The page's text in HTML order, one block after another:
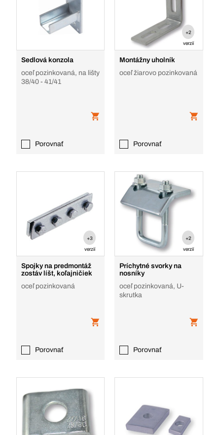
Sedlová konzola
oceľ pozinkovaná, na lišty
38/40 - 41/41
Porovnať
+2
verzií
Montážny uholník
oceľ žiarovo pozinkovaná
Porovnať
+3
verzií
Spojky na predmontáž
zostáv líšt, koľajničiek
oceľ pozinkovaná
Porovnať
+2
verzií
Príchytné svorky na
nosníky
oceľ pozinkovaná, U-
skrutka
Porovnať